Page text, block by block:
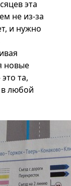
эта
не из-за
и нужно
новые
та,
любой